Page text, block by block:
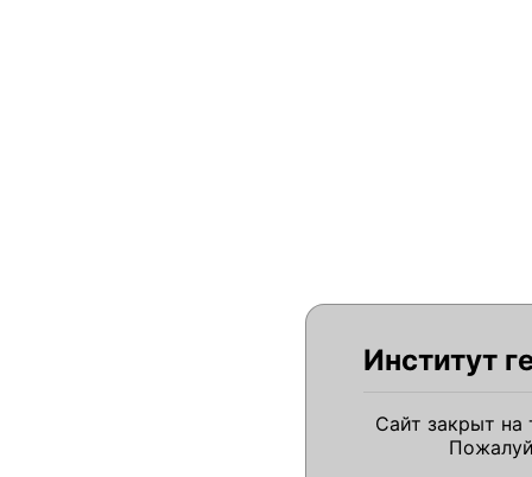
Институт
Сайт закрыт на